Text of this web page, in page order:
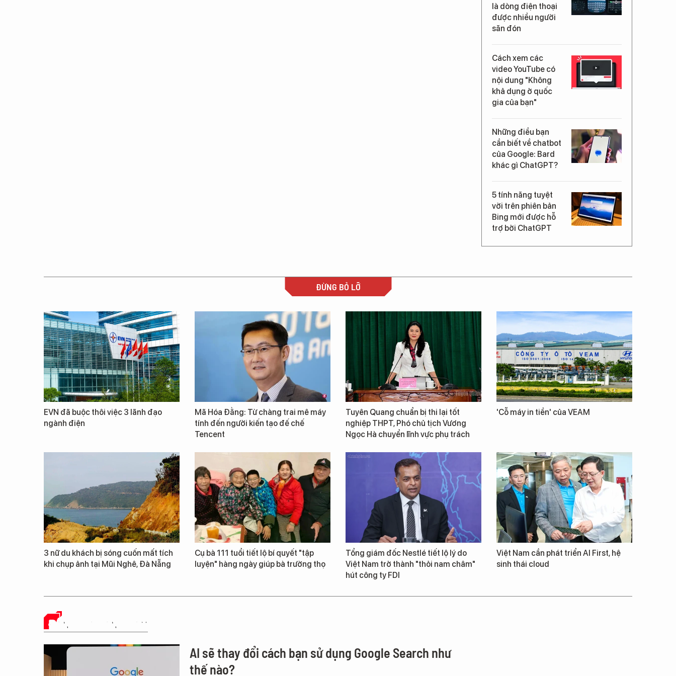
là dòng điện thoại
được nhiều người
săn đón
Cách xem các
video YouTube có
nội dung "Không
khả dụng ở quốc
gia của bạn"
Những điều bạn
cần biết về chatbot
của Google: Bard
khác gì ChatGPT?
5 tính năng tuyệt
vời trên phiên bản
Bing mới được hỗ
trợ bởi ChatGPT
ĐỪNG BỎ LỠ
EVN đã buộc thôi việc 3 lãnh đạo
ngành điện
Mã Hóa Đằng: Từ chàng trai mê máy
tính đến người kiến tạo đế chế
Tencent
Tuyên Quang chuẩn bị thi lại tốt
nghiệp THPT, Phó chủ tịch Vương
Ngọc Hà chuyển lĩnh vực phụ trách
'Cỗ máy in tiền' của VEAM
3 nữ du khách bị sóng cuốn mất tích
khi chụp ảnh tại Mũi Nghê, Đà Nẵng
Cụ bà 111 tuổi tiết lộ bí quyết "tập
luyện" hàng ngày giúp bà trường thọ
Tổng giám đốc Nestlé tiết lộ lý do
Việt Nam trở thành "thỏi nam châm"
hút công ty FDI
Việt Nam cần phát triển AI First, hệ
sinh thái cloud
ĐÁNH GIÁ SẢN PHẨM
AI sẽ thay đổi cách bạn sử dụng Google Search như
thế nào?